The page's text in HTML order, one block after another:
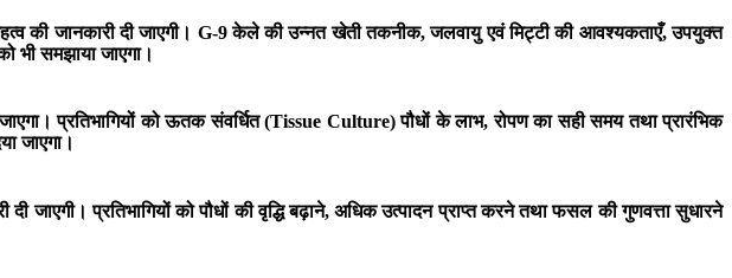
की जानकारी दी जाएगी। G-9 केले की उन्नत खेती तकनीक, जलवायु एवं मिट्टी की आवश्यकताएँ, उपयुक्त
भी समझाया जाएगा।
जाएगा। प्रतिभागियों को ऊतक संवर्धित (Tissue Culture) पौधों के लाभ, रोपण का सही समय तथा प्रारंभिक
जाएगा।
प्रतिभागियों को पौधों की वृद्धि बढ़ाने, अधिक उत्पादन प्राप्त करने तथा फसल की गुणवत्ता सुधारने